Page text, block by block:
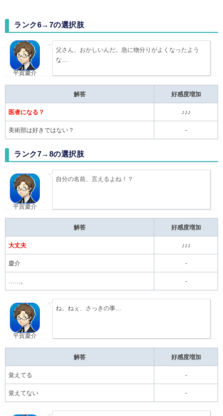
ランク6→7の選択肢
平賀慶介
父さん、おかしいんだ。急に物分りがよくなったよう
な…
解答 好感度増加
医者になる？ ♪♪♪
美術部は好きではない？ -
ランク7→8の選択肢
平賀慶介
自分の名前、言えるよね！？
解答 好感度増加
大丈夫 ♪♪♪
慶介 -
……。 -
平賀慶介
ね、ねぇ、さっきの事…
解答 好感度増加
覚えてる -
覚えてない -